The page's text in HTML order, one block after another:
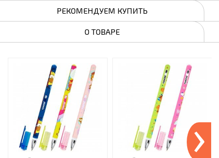
РЕКОМЕНДУЕМ КУПИТЬ
О ТОВАРЕ
›